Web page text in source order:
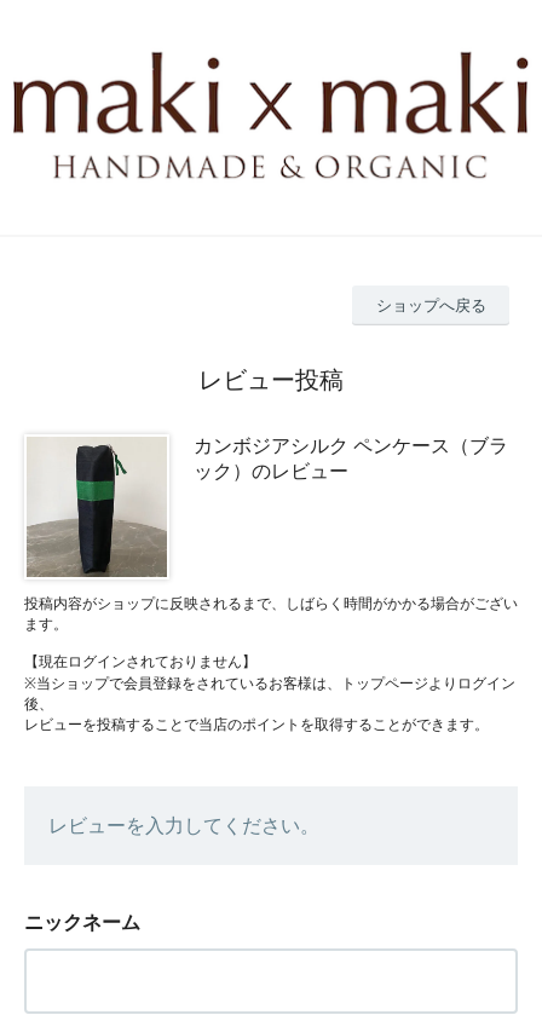
ショップへ戻る
レビュー投稿
カンボジアシルク ペンケース（ブラ
ック）のレビュー
投稿内容がショップに反映されるまで、しばらく時間がかかる場合がござい
ます。
【現在ログインされておりません】
※当ショップで会員登録をされているお客様は、トップページよりログイン
後、
レビューを投稿することで当店のポイントを取得することができます。
レビューを入力してください。
ニックネーム